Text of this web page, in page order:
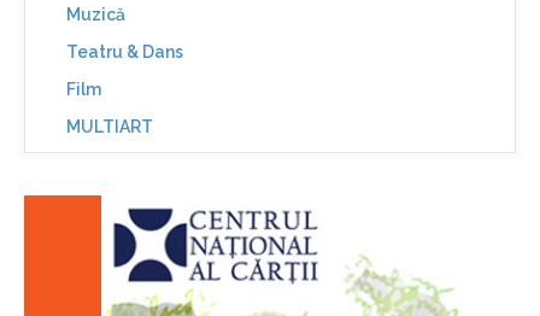
Muzică
Teatru & Dans
Film
MULTIART